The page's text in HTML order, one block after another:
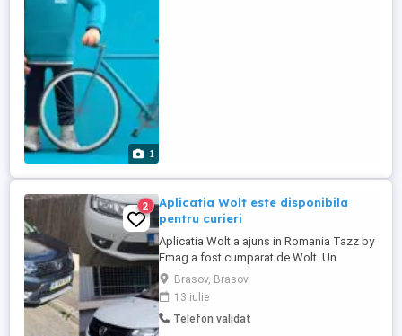
1
2
Aplicatia Wolt este disponibila
pentru curieri
Aplicatia Wolt a ajuns in Romania Tazz by
Emag a fost cumparat de Wolt. Un
partener de incredere cu tarife mai bune
fata de Tazz ( este platita distanta din
punctul in care accepti comanda pana la
restaurant apoi de la restaurant pana la
Brasov, Brasov
13 iulie
Telefon validat